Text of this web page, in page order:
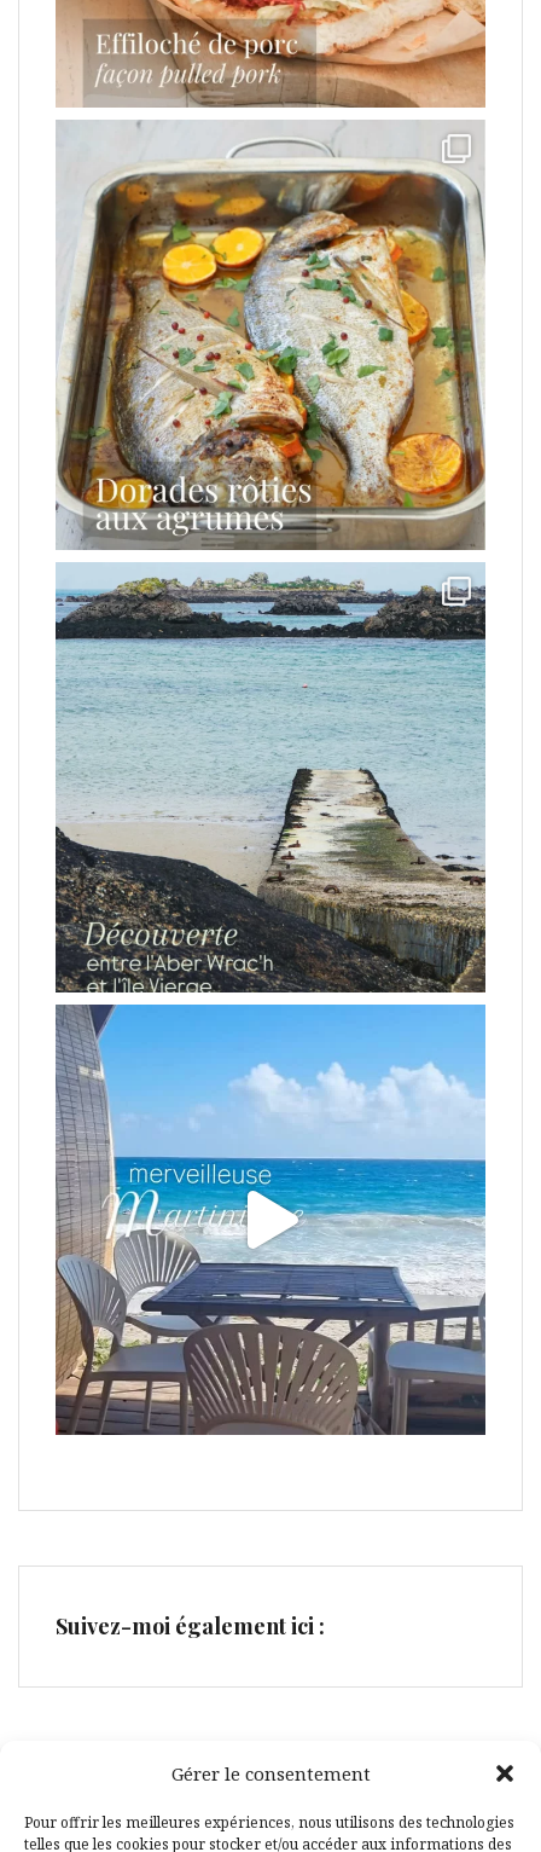
Gérer le consentement
Pour offrir les meilleures expériences, nous utilisons des technologies
telles que les cookies pour stocker et/ou accéder aux informations des
Suivez-moi également ici :
Facebook
Pinterest